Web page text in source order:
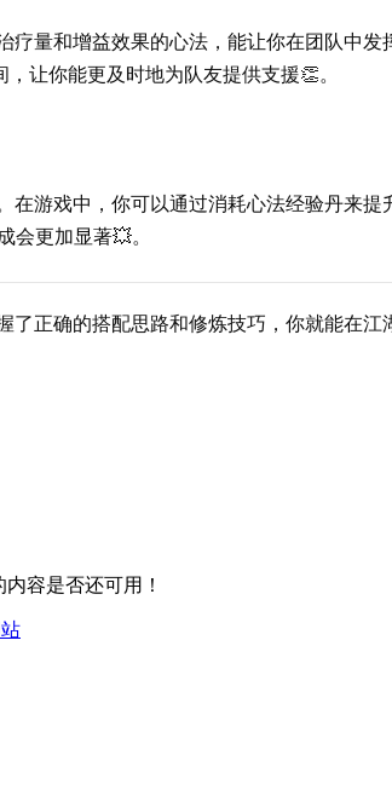
量和增益效果的心法，能让你在团队中
让你能更及时地为队友提供支援👏。
游戏中，你可以通过消耗心法经验丹来
更加显著💥。
了正确的搭配思路和修炼技巧，你就能在
内容是否还可用！